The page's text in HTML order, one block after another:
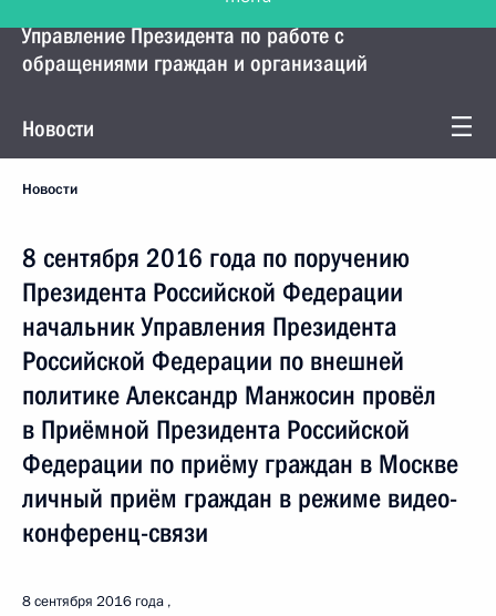
Управление Президента по работе с
обращениями граждан и организаций
Новости
Новости
8 сентября 2016 года по поручению
Президента Российской Федерации
начальник Управления Президента
Российской Федерации по внешней
политике Александр Манжосин провёл
в Приёмной Президента Российской
Федерации по приёму граждан в Москве
личный приём граждан в режиме видео-
конференц-связи
8 сентября 2016 года